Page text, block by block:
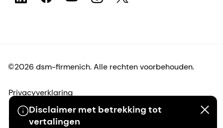
Disclaimer met betrekking tot
vertalingen
©2026 dsm-firmenich. Alle rechten voorbehouden.
Privacyverklaring
Gebruiksvoorwaarden